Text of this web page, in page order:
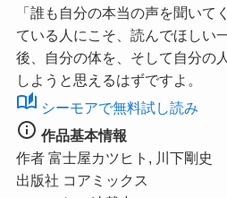
「誰も自分の本当の声を聞いて
ている人にこそ、読んでほしい
後、自分の体を、そして自分の
しようと思えるはずですよ。
auto_stories シーモアで無料試し読み
info 作品基本情報
作者 富士屋カツヒト, 川下剛史
出版社 コアミックス